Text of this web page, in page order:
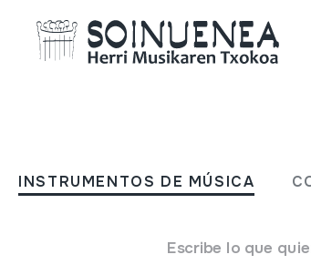
INSTRUMENTOS DE MÚSICA
Escribe lo que
ACCORDEON;
VICEROY ACCORDEON markakoa